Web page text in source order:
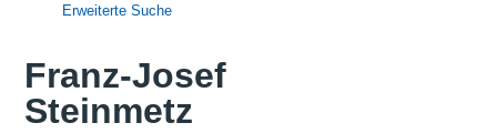
Erweiterte Suche
Franz-Josef
Steinmetz